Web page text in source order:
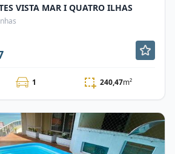
VISTA MAR I QUATRO ILHAS
1 240,47m²